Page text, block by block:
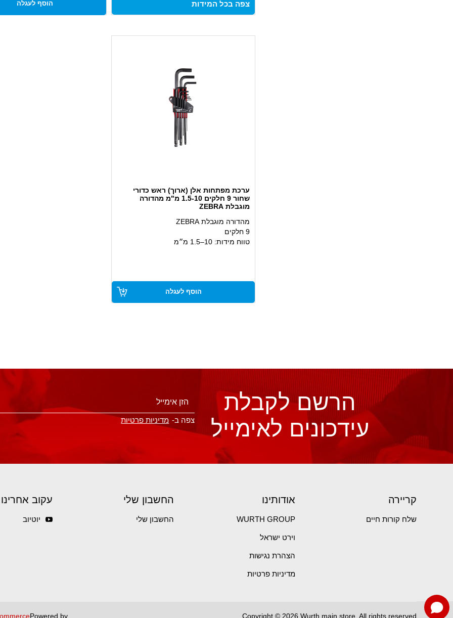
מותג ZEBRA מבטיח איכות גבוהה ועמידות
מפתח אידיאלי עבור שימוש בתעשייה
צפה בכל המידות
מיועד לשימושים תעשייתיים
הוסף לעגלה
ערכת מפתחות אלן (ארוך) ראש כדורי
שחור 9 חלקים 1.5-10 מ"מ מהדורה
מוגבלת ZEBRA
מהדורה מוגבלת ZEBRA
9 חלקים
טווח מידות: ‎1.5–10 מ״מ
הוסף לעגלה
הרשם לקבלת
עידכונים לאימייל
צפה ב- מדיניות פרטיות
קריירה
שלח קורות חיים
אודותינו
WURTH GROUP
וירט ישראל
הצהרת נגישות
מדיניות פרטיות
החשבון שלי
החשבון שלי
עקוב אחרינו
יוטיוב
Copyright © 2026 Wurth main store. All rights reserved.
Powered by